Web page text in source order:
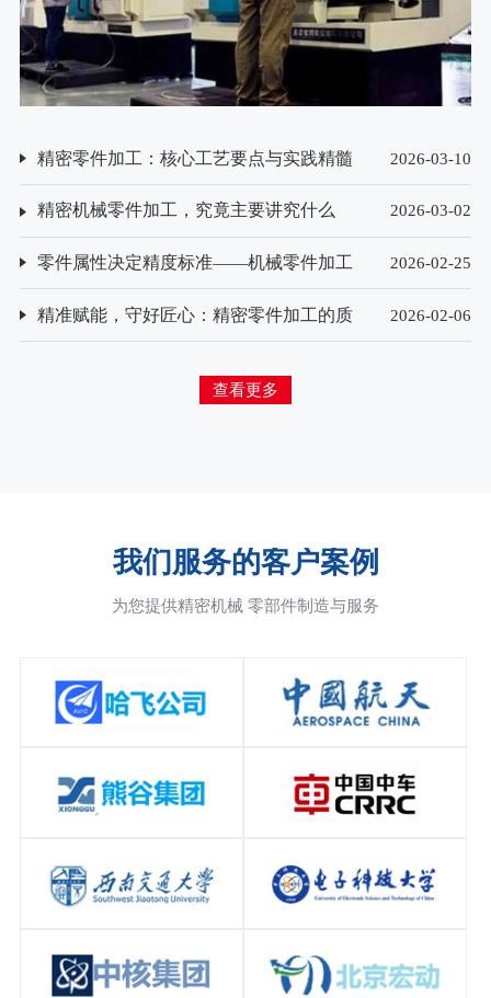
精密零件加工：核心工艺要点与实践精髓 2026-03-10
精密机械零件加工，究竟主要讲究什么 2026-03-02
零件属性决定精度标准——机械零件加工
2026-02-25
精准赋能，守好匠心：精密零件加工的质
2026-02-06
查看更多
我们服务的客户案例
为您提供精密机械 零部件制造与服务